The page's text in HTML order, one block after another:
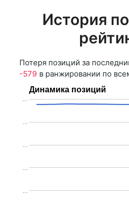
История
Потеря позиций за
-579 в ранжировании по
Динамика позиций
…
…